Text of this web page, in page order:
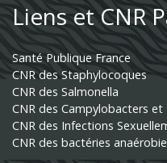
Liens et CNR
Santé Publique France
CNR des Staphylocoques
CNR des Salmonella
CNR des Campylobacters
CNR des Infections
CNR des bactéries